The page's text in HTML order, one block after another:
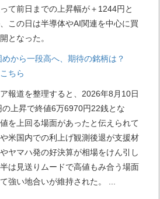
て前日までの上昇幅が＋1244円と
この日は半導体やAI関連を中心に買
となった。
めから一段高へ、期待の銘柄は？
ちら
報道を整理すると、2026年8月10日
上昇で終値6万6970円22銭とな
を上回る場面があったと伝えられて
米国内での利上げ観測後退が支援材
ヤマハ発の好決算が相場をけん引し
は見送りムードで高値もみ合う場面
強い地合いが維持された。
...